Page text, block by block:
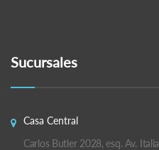
Sucursales
Casa Central
Carlos Butler 2028, esq. Av. Italia